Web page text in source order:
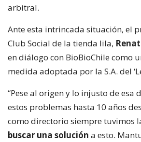
arbitral.
Ante esta intrincada situación, el
Club Social de la tienda lila,
en diálogo con BioBioChile como
medida adoptada por la S.A. del
“Pese al origen y lo injusto de esa
estos problemas hasta 10 años
como directorio siempre tuvimos
buscar una solución a esto.